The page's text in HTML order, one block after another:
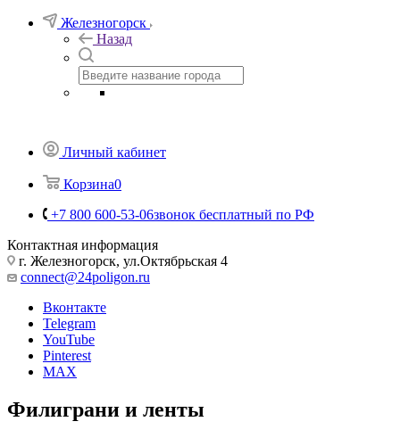
Железногорск
Назад
Личный кабинет
Корзина0
+7 800 600-53-06звонок бесплатный по РФ
Контактная информация
г. Железногорск, ул.Октябрьская 4
connect@24poligon.ru
Вконтакте
Telegram
YouTube
Pinterest
MAX
Филиграни и ленты